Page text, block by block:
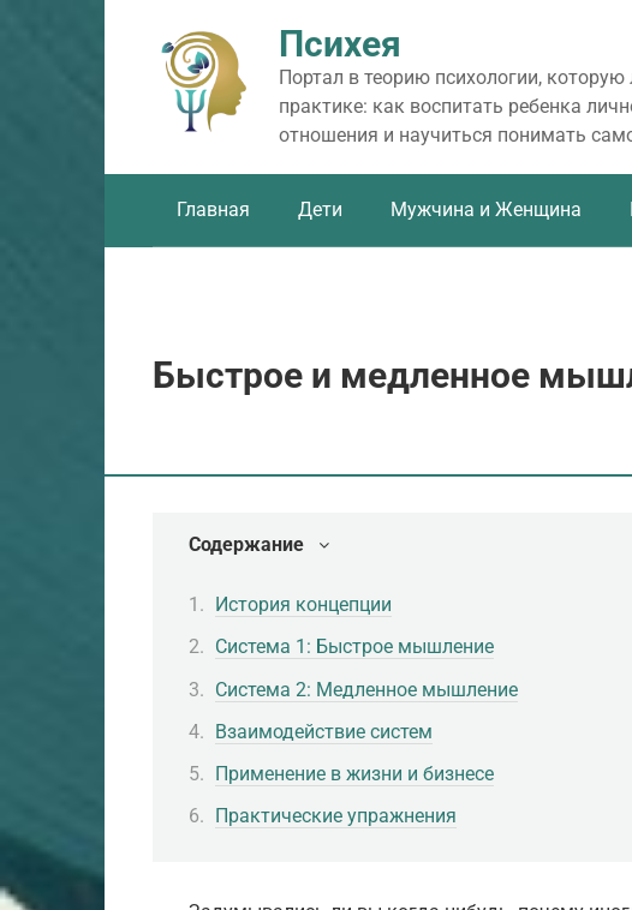
Психея
Портал в теорию психологии, которую
практике: как воспитать ребенка
отношения и научиться понимать
Главная Дети Мужчина и Женщина
Быстрое и медленное
Содержание
История концепции
Система 1: Быстрое мышление
Система 2: Медленное мышление
Взаимодействие систем
Применение в жизни и бизнесе
Практические упражнения